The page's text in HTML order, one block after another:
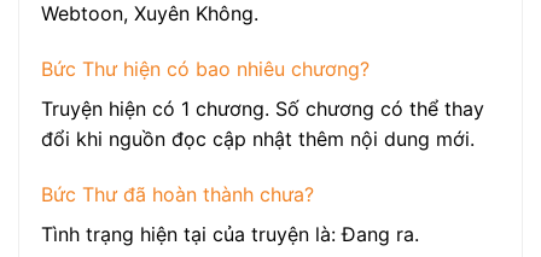
Webtoon, Xuyên Không.
Bức Thư hiện có bao nhiêu chương?
Truyện hiện có 1 chương. Số chương có thể thay
đổi khi nguồn đọc cập nhật thêm nội dung mới.
Bức Thư đã hoàn thành chưa?
Tình trạng hiện tại của truyện là: Đang ra.